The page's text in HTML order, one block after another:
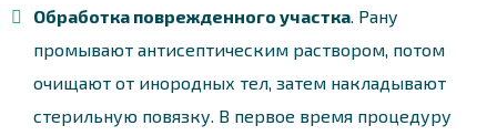
Обработка поврежденного участка . Рану
промывают антисептическим раствором, потом
очищают от инородных тел, затем накладывают
стерильную повязку. В первое время процедуру